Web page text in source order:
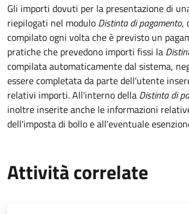
Gli importi dovuti per la presentazione di
riepilogati nel modulo Distinta di pagamento,
compilato ogni volta che è previsto un
pratiche che prevedono importi fissi la
compilata automaticamente dal sistema,
essere completata da parte dell'utente
relativi importi.All'interno della Distinta di
inoltre inserite anche le informazioni
dell'imposta di bollo e all'eventuale
Attività correlate